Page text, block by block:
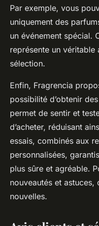
Par exemple, vous
uniquement des
un événement spécial.
représente un
sélection.
Enfin, Fragrencia
possibilité d’obtenir
permet de sentir et
d’acheter, réduisant
essais, combinés aux
personnalisées,
plus sûre et agréable.
nouveautés et astuces,
nouvelles.